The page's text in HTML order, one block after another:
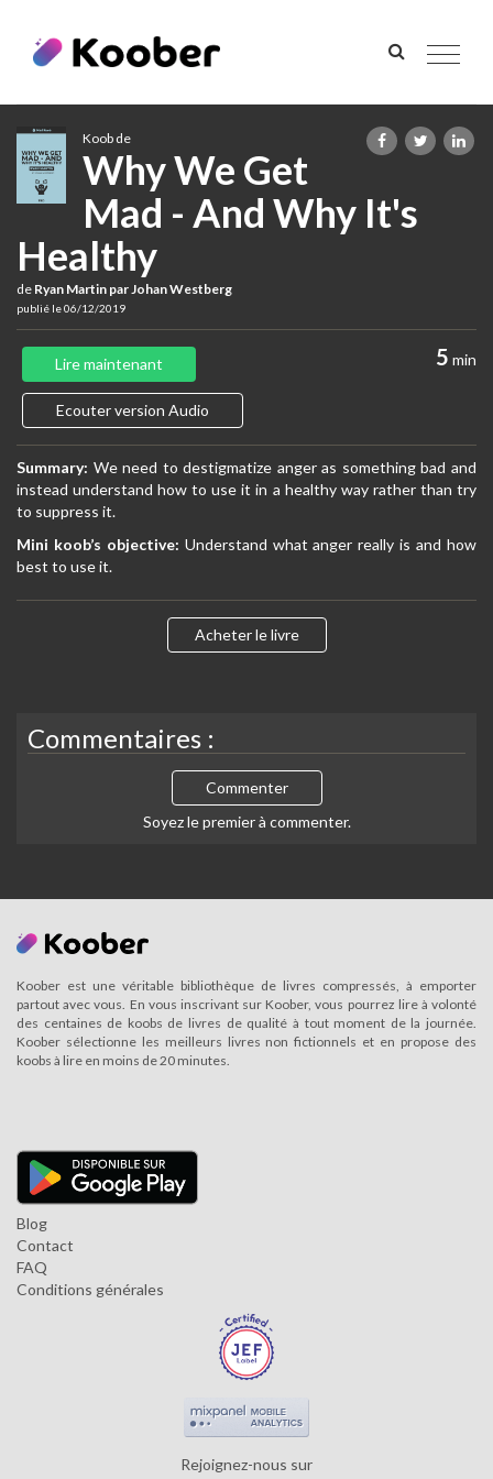
Toggle
Koob de
Why We Get
Mad - And Why It's
Healthy
de Ryan Martin par Johan Westberg
publié le 06/12/2019
5 min
Lire maintenant
Ecouter version Audio
Summary: We need to destigmatize anger as something bad and
instead understand how to use it in a healthy way rather than try
to suppress it.
Mini koob’s objective: Understand what anger really is and how
best to use it.
Acheter le livre
Commentaires :
Commenter
Soyez le premier à commenter.
Koober est une véritable bibliothèque de livres compressés, à emporter
partout avec vous. En vous inscrivant sur Koober, vous pourrez lire à volonté
des centaines de koobs de livres de qualité à tout moment de la journée.
Koober sélectionne les meilleurs livres non fictionnels et en propose des
koobs à lire en moins de 20 minutes.
Blog
Contact
FAQ
Conditions générales
Rejoignez-nous sur